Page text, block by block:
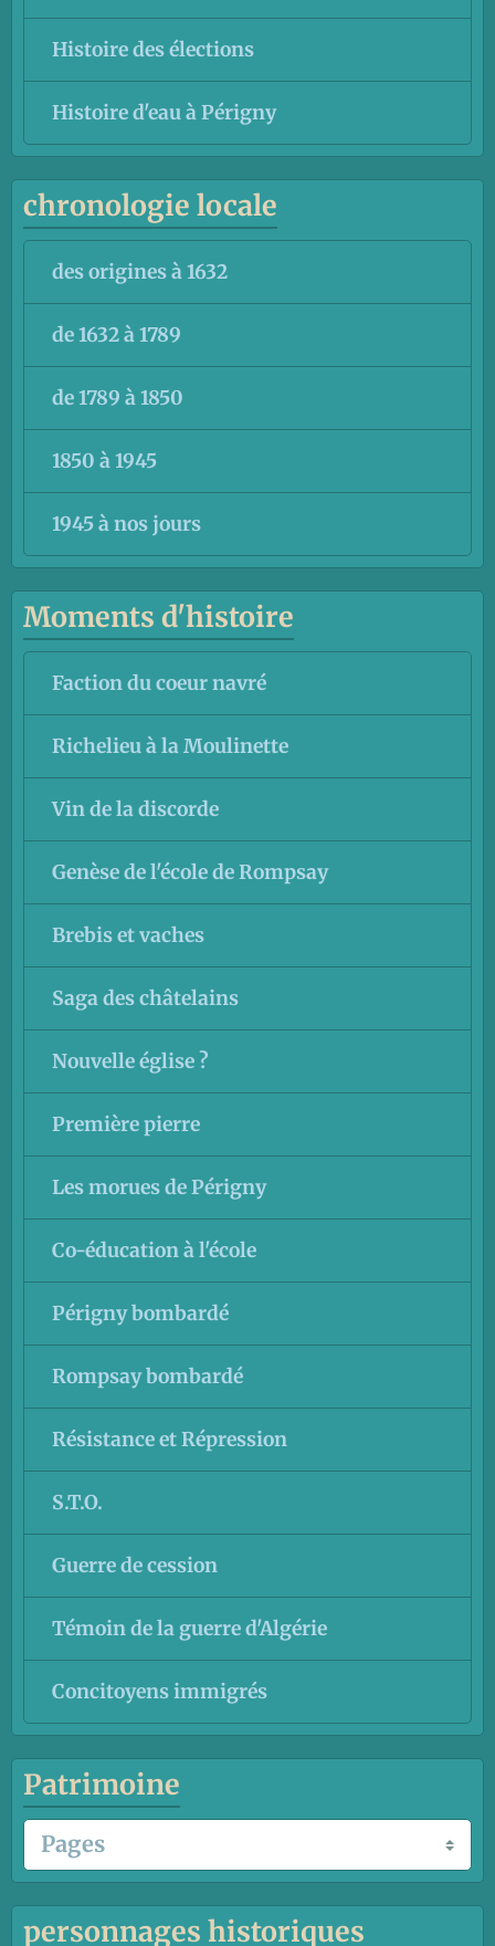
Histoire des élections
Histoire d'eau à Périgny
chronologie locale
des origines à 1632
de 1632 à 1789
de 1789 à 1850
1850 à 1945
1945 à nos jours
Moments d'histoire
Faction du coeur navré
Richelieu à la Moulinette
Vin de la discorde
Genèse de l'école de Rompsay
Brebis et vaches
Saga des châtelains
Nouvelle église ?
Première pierre
Les morues de Périgny
Co-éducation à l'école
Périgny bombardé
Rompsay bombardé
Résistance et Répression
S.T.O.
Guerre de cession
Témoin de la guerre d'Algérie
Concitoyens immigrés
Patrimoine
personnages historiques